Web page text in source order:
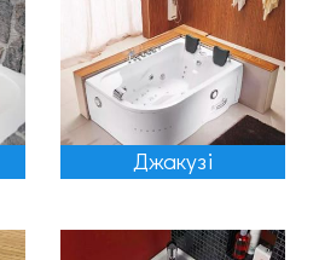
Джакузі